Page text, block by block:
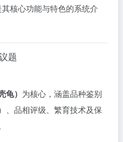
核心功能与特色的系统介
题
龟） ‌为核心，涵盖品种鉴别
、品相评级、繁育技术及保